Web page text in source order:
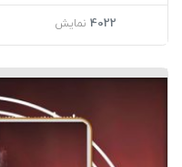
4022 نمایش